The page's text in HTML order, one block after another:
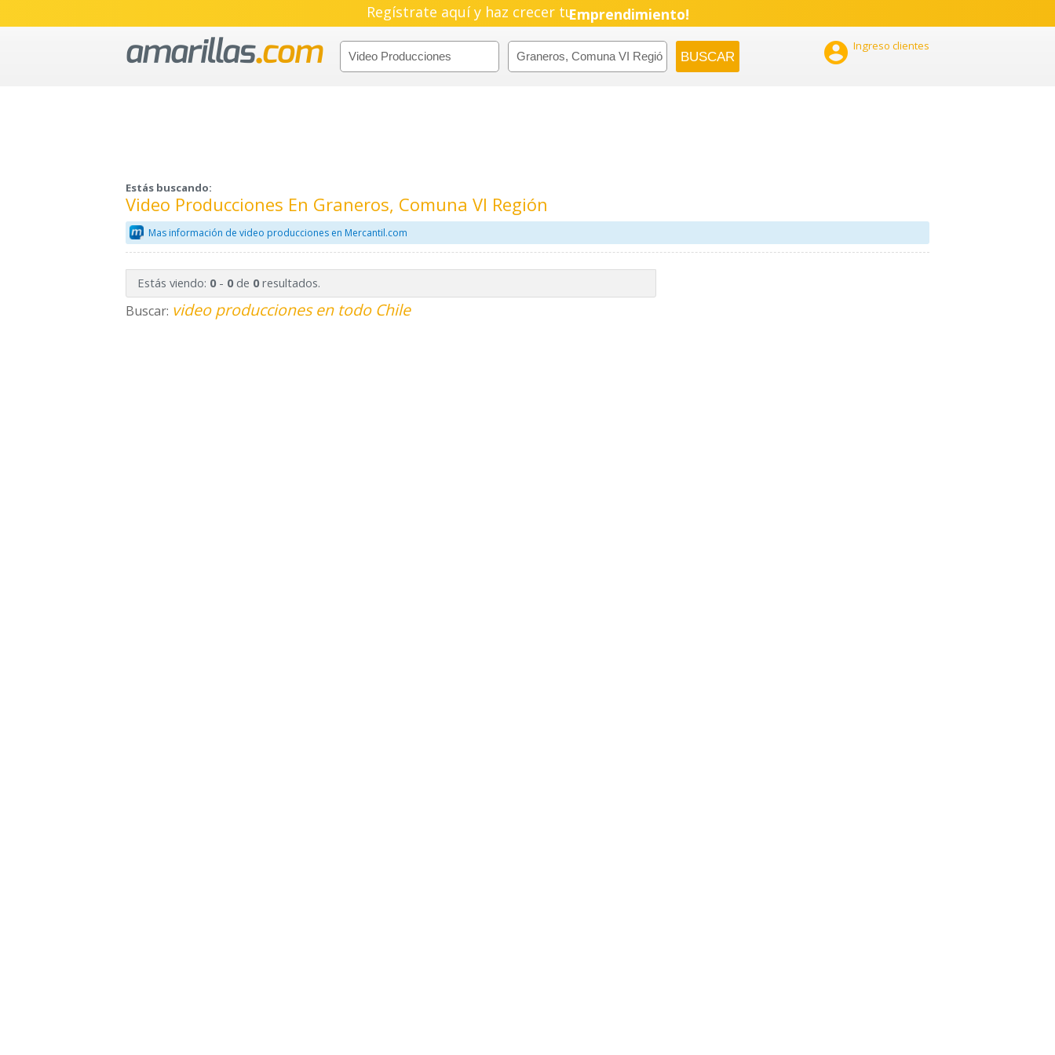
Regístrate aquí y haz crecer tuEmprendimiento!
 Ingreso clientes
Estás buscando:
Video Producciones En Graneros, Comuna VI Región
Mas información de video producciones en Mercantil.com
Estás viendo: 0- 0de 0resultados.
Buscar: video producciones en todo Chile